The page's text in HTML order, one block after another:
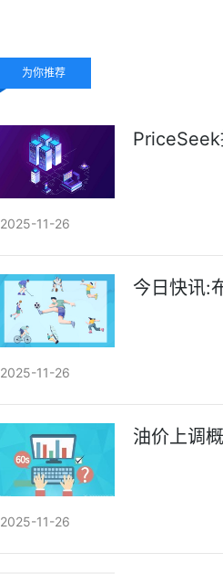
为你推荐
PriceSeek
2025-11-26
今日快讯:
2025-11-26
油价上调
2025-11-26